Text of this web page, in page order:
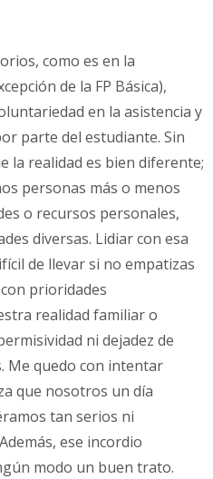
como es en la
de la FP Básica),
en la asistencia y
parte del estudiante. Sin
la realidad es bien diferente;
personas más o menos
o recursos personales,
diversas. Lidiar con esa
de llevar si no empatizas
prioridades
realidad familiar o
ni dejadez de
Me quedo con intentar
que nosotros un día
tan serios ni
ese incordio
modo un buen trato.